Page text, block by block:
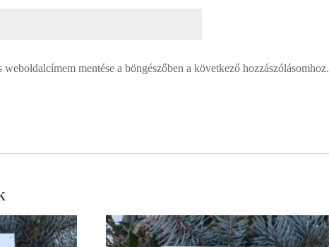
mentése a böngészőben a következő hozzászólásomhoz.